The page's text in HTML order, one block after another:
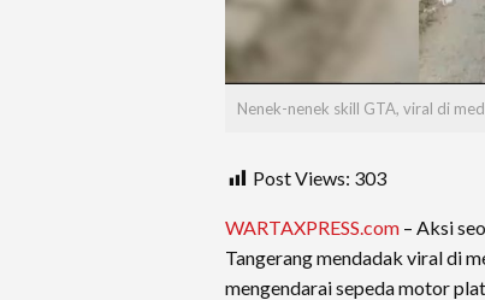
Nenek-nenek skill GTA, viral di
Post Views: 303
WARTAXPRESS.com – Aksi
Tangerang mendadak viral di
mengendarai sepeda motor